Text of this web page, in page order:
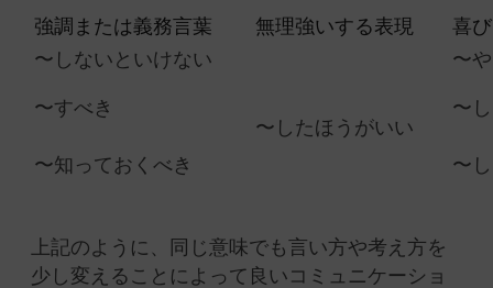
強調または義務言葉 無理強いする表現
喜
〜しないといけない
〜すべき
〜知っておくべき
〜したほうがいい
〜
〜
〜
上記のように、同じ意味でも言い方や考え方を
少し変えることによって良いコミュニケーショ